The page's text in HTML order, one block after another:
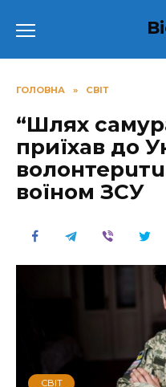
до
ГОЛОВНА » СВІТ
“Шлях
приїхав до
вoїнoм ЗСУ
СВІТ